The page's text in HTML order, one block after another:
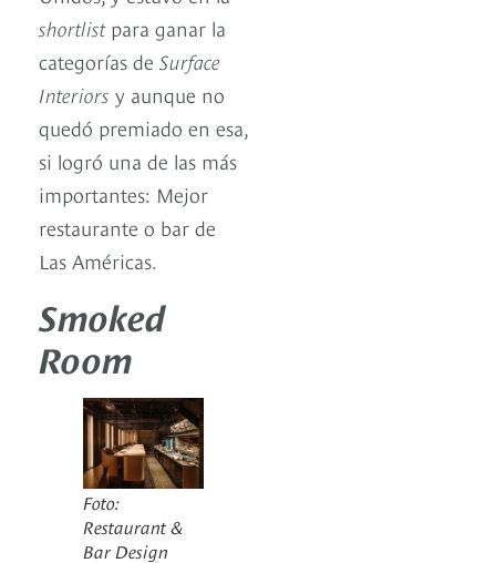
shortlistpara ganar la
categorías de Surface
Interiors y aunque no
quedó premiado en esa,
si logró una de las más
importantes: Mejor
restaurante o bar de
Las Américas.
Smoked
Room
Foto:
Restaurant &
Bar Design